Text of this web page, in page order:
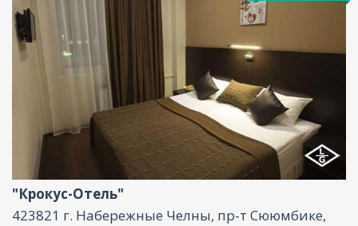
Бар, Парковка, Интернет
"Крокус-Отель"
423821 г. Набережные Челны, пр-т Сююмбике,